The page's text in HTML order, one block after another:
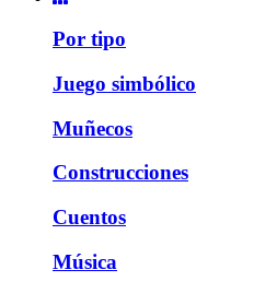
Por tipo
Juego simbólico
Muñecos
Construcciones
Cuentos
Música